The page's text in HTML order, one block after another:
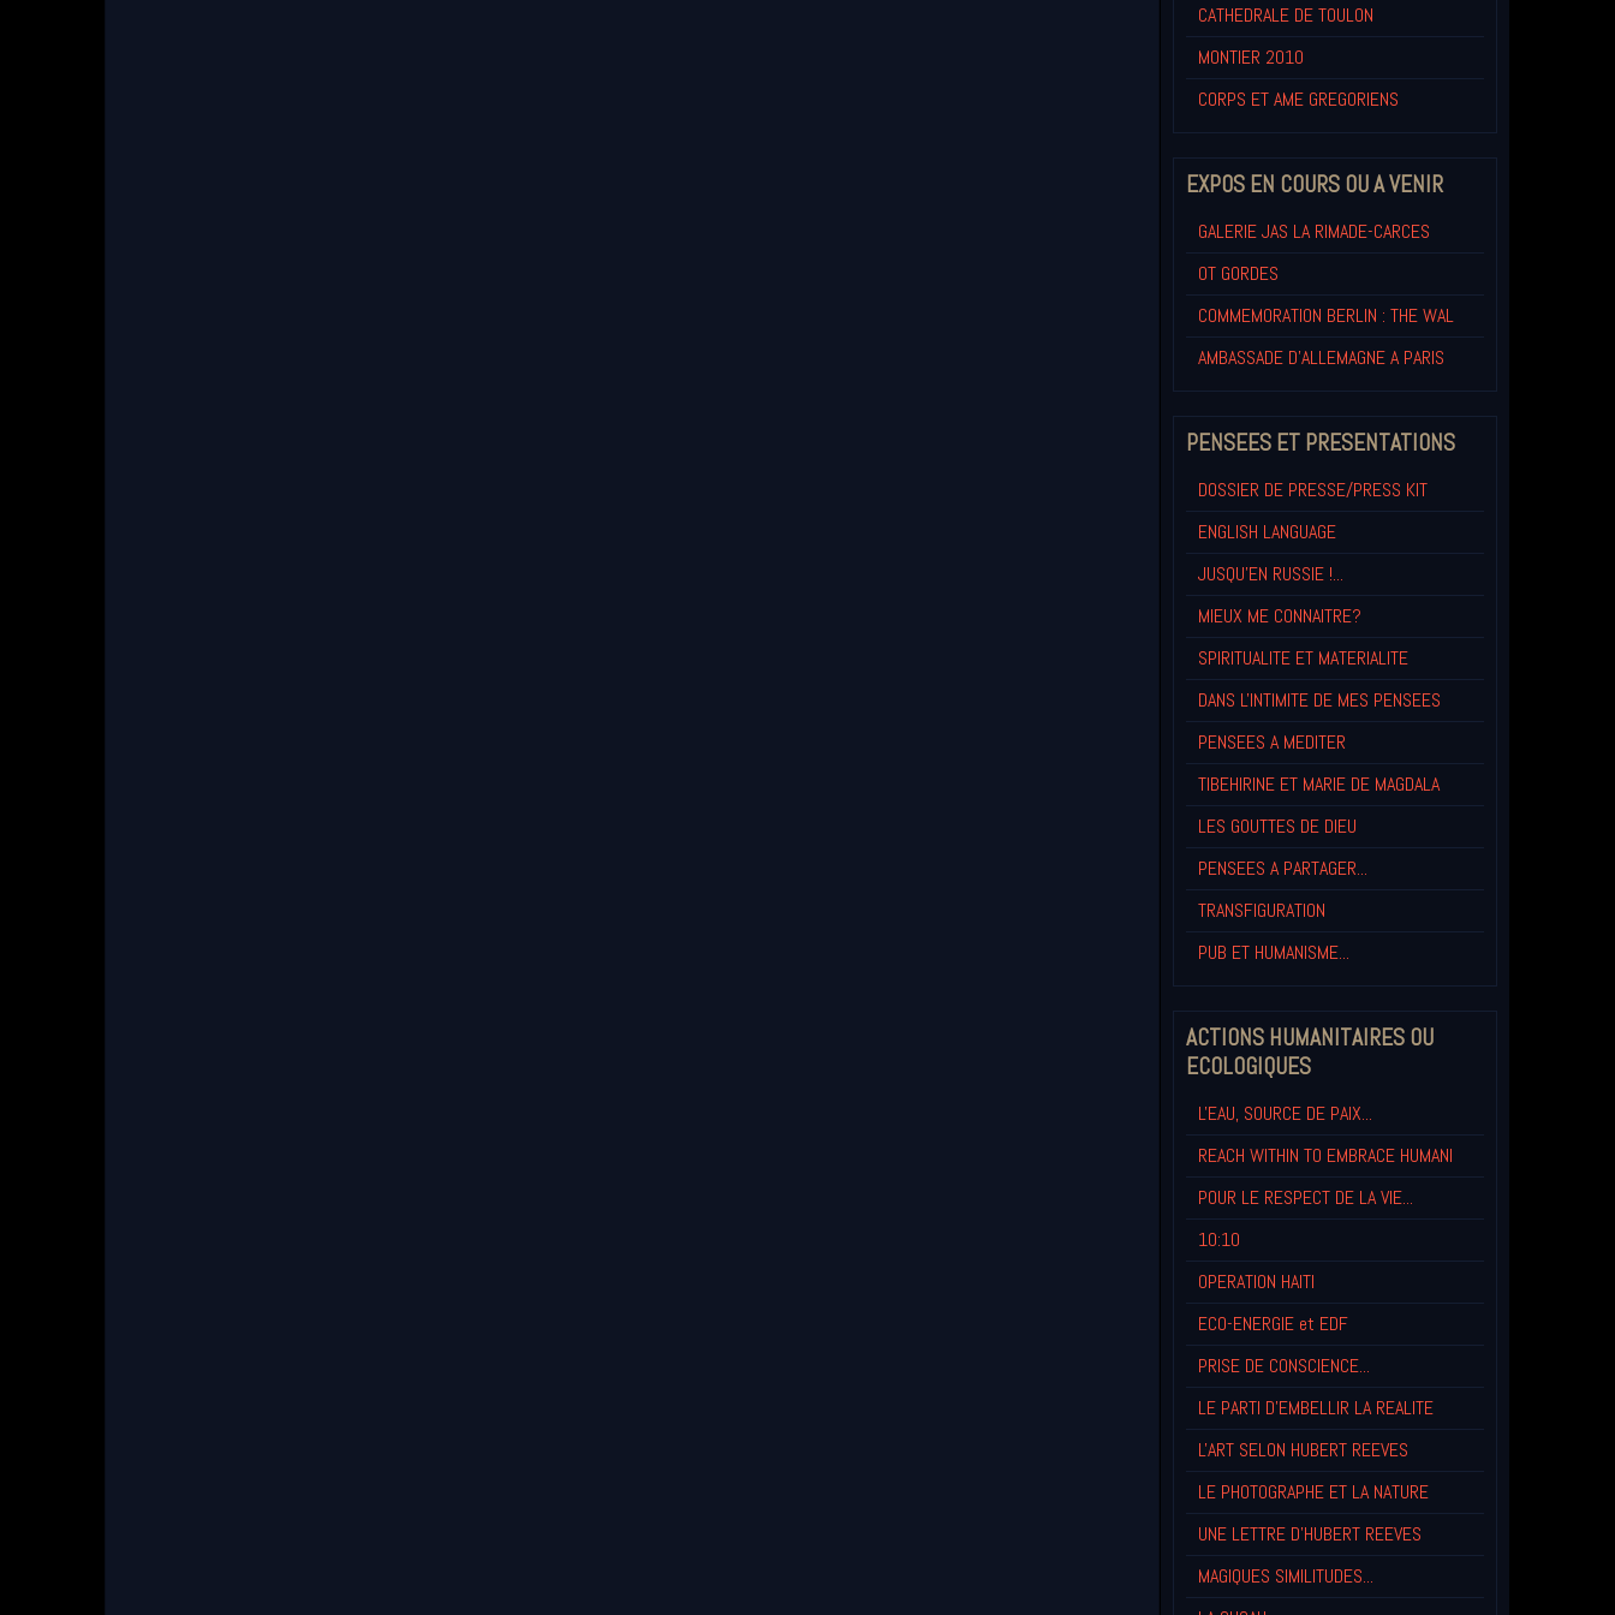
CATHEDRALE DE TOULON
MONTIER 2010
CORPS ET AME GREGORIENS
EXPOS EN COURS OU A VENIR
GALERIE JAS LA RIMADE-CARCES
OT GORDES
COMMEMORATION BERLIN : THE WAL
AMBASSADE D'ALLEMAGNE A PARIS
PENSEES ET PRESENTATIONS
DOSSIER DE PRESSE/PRESS KIT
ENGLISH LANGUAGE
JUSQU'EN RUSSIE !...
MIEUX ME CONNAITRE?
SPIRITUALITE ET MATERIALITE
DANS L'INTIMITE DE MES PENSEES
PENSEES A MEDITER
TIBEHIRINE ET MARIE DE MAGDALA
LES GOUTTES DE DIEU
PENSEES A PARTAGER...
TRANSFIGURATION
PUB ET HUMANISME...
ACTIONS HUMANITAIRES OU
ECOLOGIQUES
L'EAU, SOURCE DE PAIX...
REACH WITHIN TO EMBRACE HUMANI
POUR LE RESPECT DE LA VIE...
10:10
OPERATION HAITI
ECO-ENERGIE et EDF
PRISE DE CONSCIENCE...
LE PARTI D'EMBELLIR LA REALITE
L'ART SELON HUBERT REEVES
LE PHOTOGRAPHE ET LA NATURE
UNE LETTRE D'HUBERT REEVES
MAGIQUES SIMILITUDES...